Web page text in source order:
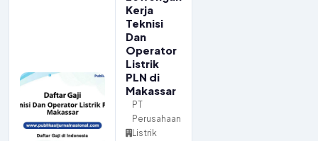
Kerja
Teknisi
Dan
Operator
Listrik
PLN di
Makassar
PT
Perusahaan
Listrik